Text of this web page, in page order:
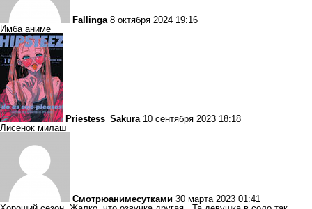
Fallinga 8 октября 2024 19:16
Имба аниме
Priestess_Sakura 10 сентября 2023 18:18
Лисенок милаш
Смотрюанимесутками 30 марта 2023 01:41